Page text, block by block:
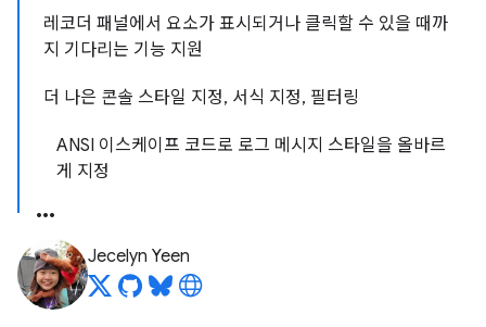
레코더 패널에서 요소가 표시되거나 클릭할 수 있을 때까
지 기다리는 기능 지원
더 나은 콘솔 스타일 지정, 서식 지정, 필터링
ANSI 이스케이프 코드로 로그 메시지 스타일을 올바르
게 지정
Jecelyn Yeen